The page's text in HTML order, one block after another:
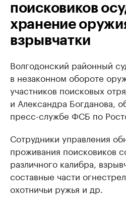
поисковиков
хранение
взрывчатки
Волгодонский районный
в незаконном обороте
участников поисковых
и Александра Богданова,
пресс-службе ФСБ по
Сотрудники управления
проживания поисковиков
различного калибра,
составные части
охотничьи ружья и др.